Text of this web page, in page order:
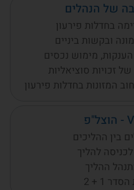
של הנהלים
בחדלות פירעון
ובקשות ביניים
הענקות, מימוש נכסים
זכויות סוציאליות
המזונות בחדלות פירעון
בין ההליכים
להליך
ההליך
1 + 2